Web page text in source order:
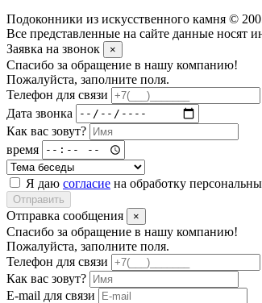
Подоконники из искусственного камня ©
Все представленные на сайте данные носят
Заявка на звонок
×
Спасибо за обращение в нашу компанию!
Пожалуйста, заполните поля.
Телефон для связи
Дата звонка
Как вас зовут?
время
Я даю согласие на обработку
Отправить
Отправка сообщения ×
Спасибо за обращение в нашу компанию!
Пожалуйста, заполните поля.
Телефон для связи
Как вас зовут?
E-mail для связи